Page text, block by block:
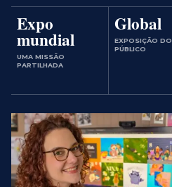
Expo
mundial
UMA MISSÃO
PARTILHADA
Global
EXPOSIÇÃO DO
PÚBLICO